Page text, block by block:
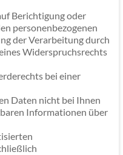
Berichtigung oder
personenbezogenen
der Verarbeitung durch
Widerspruchsrechts
bei einer
Daten nicht bei Ihnen
Informationen über